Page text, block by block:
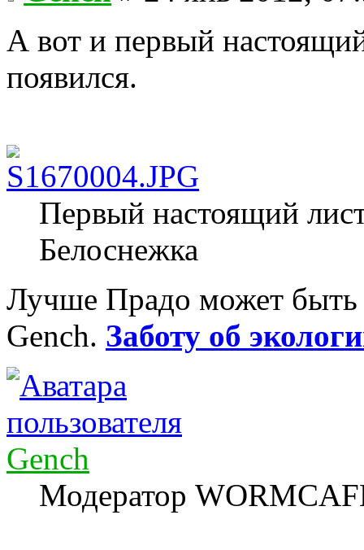
А вот и первый
появился.
Первый настоящий
Белоснежка
Лучше Прадо может
Gench. Заботу об
Gench
Модератор